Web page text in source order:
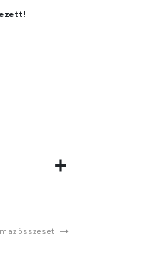
az összeset